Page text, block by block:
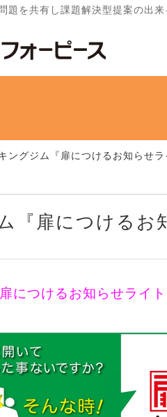
を共有し課題解決型提案の出来
ングジム『扉につけるお知らせラ
『扉につけるお
につけるお知らせライト